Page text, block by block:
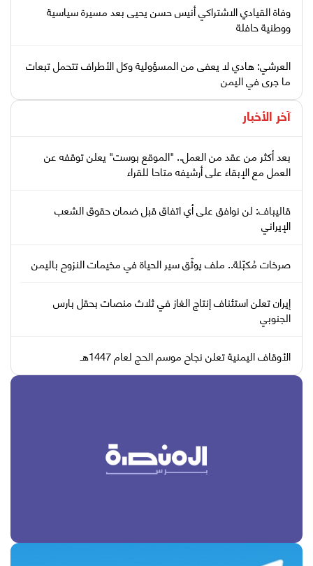
وفاة القيادي الاشتراكي أنيس حسن يحيى بعد مسيرة سياسية
ووطنية حافلة
العرشي: هادي لا يعفى من المسؤولية وكل الأطراف تتحمل تبعات
ما جرى في اليمن
آخر الأخبار
بعد أكثر من عقد من العمل.. "الموقع بوست" يعلن توقفه عن
العمل مع الإبقاء على أرشيفه متاحا للقراء
قاليباف: لن نوافق على أي اتفاق قبل ضمان حقوق الشعب
الإيراني
صرخات مُكبّلة.. ملف يوثّق سير الحياة في مخيمات النزوح باليمن
إيران تعلن استئناف إنتاج الغاز في ثلاث منصات بحقل بارس
الجنوبي
الأوقاف اليمنية تعلن نجاح موسم الحج لعام 1447هـ